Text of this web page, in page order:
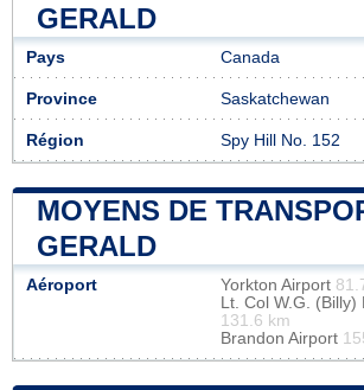
GERALD
Pays Canada
Province Saskatchewan
Région Spy Hill No. 152
MOYENS DE
GERALD
Aéroport Yorkton Airport
Lt. Col W.G. (Billy)
131.6 km
Brandon Airport